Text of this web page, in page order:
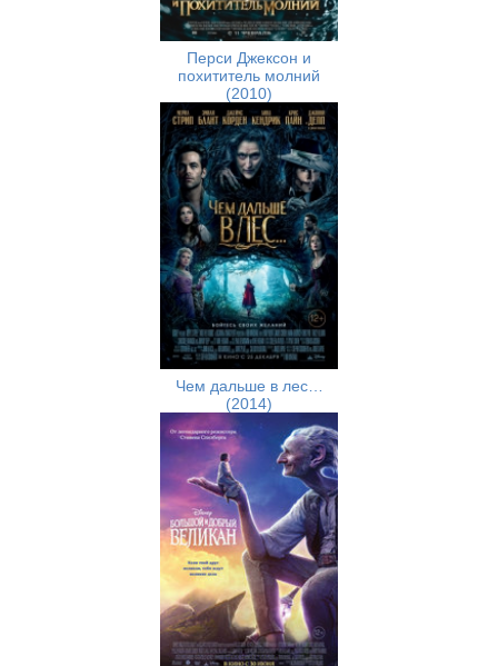
Перси Джексон и
похититель молний
(2010)
Чем дальше в лес…
(2014)